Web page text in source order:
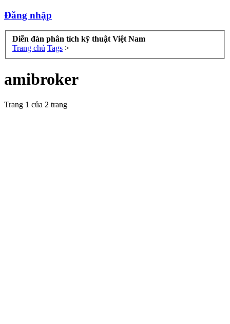
Đăng nhập
Diễn đàn phân tích kỹ thuật Việt Nam
Trang chủ Tags >
amibroker
Trang 1 của 2 trang